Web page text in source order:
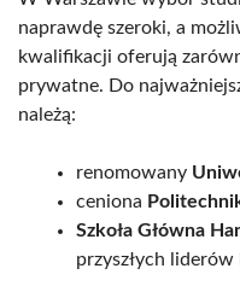
naprawdę szeroki, a
kwalifikacji oferują
prywatne. Do
należą:
renomowany
ceniona
Szkoła Główna
przyszłych liderów